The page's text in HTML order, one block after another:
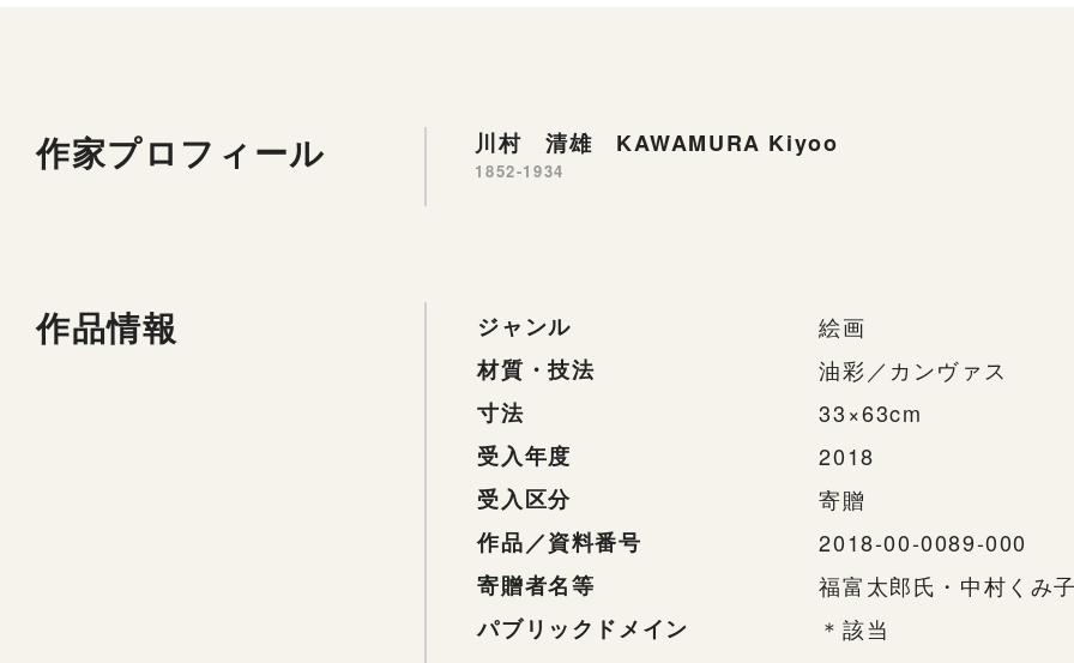
作家プロフィール 川村 清雄 KAWAMURA Kiyoo
1852-1934
作品情報 ジャンル
絵画
材質・技法
油彩／カンヴァス
寸法
33×63cm
受入年度
2018
受入区分
寄贈
作品／資料番号
2018-00-0089-000
寄贈者名等
福富太郎氏・中村くみ
パブリックドメイン
＊該当